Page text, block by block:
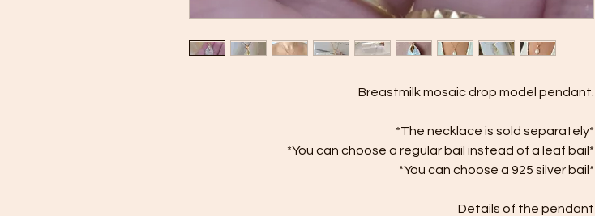
Breastmilk mosaic drop model pendant.
*The necklace is sold separately*
*You can choose a regular bail instead of a leaf bail*
*You can choose a 925 silver bail*
Details of the pendant